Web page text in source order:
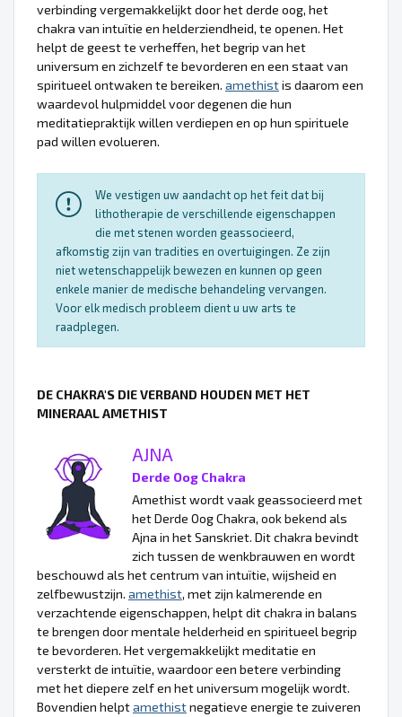
verbinding vergemakkelijkt door het derde oog, het
chakra van intuïtie en helderziendheid, te openen. Het
helpt de geest te verheffen, het begrip van het
universum en zichzelf te bevorderen en een staat van
spiritueel ontwaken te bereiken. amethistis daarom een
waardevol hulpmiddel voor degenen die hun
meditatiepraktijk willen verdiepen en op hun spirituele
pad willen evolueren.
We vestigen uw aandacht op het feit dat bij
lithotherapie de verschillende eigenschappen
die met stenen worden geassocieerd,
afkomstig zijn van tradities en overtuigingen. Ze zijn
niet wetenschappelijk bewezen en kunnen op geen
enkele manier de medische behandeling vervangen.
Voor elk medisch probleem dient u uw arts te
raadplegen.
DE CHAKRA'S DIE VERBAND HOUDEN MET HET
MINERAAL AMETHIST
AJNA
Derde Oog Chakra
Amethist wordt vaak geassocieerd met
het Derde Oog Chakra, ook bekend als
Ajna in het Sanskriet. Dit chakra bevindt
zich tussen de wenkbrauwen en wordt
beschouwd als het centrum van intuïtie, wijsheid en
zelfbewustzijn. amethist, met zijn kalmerende en
verzachtende eigenschappen, helpt dit chakra in balans
te brengen door mentale helderheid en spiritueel begrip
te bevorderen. Het vergemakkelijkt meditatie en
versterkt de intuïtie, waardoor een betere verbinding
met het diepere zelf en het universum mogelijk wordt.
Bovendien helptamethistnegatieve energie te zuiveren